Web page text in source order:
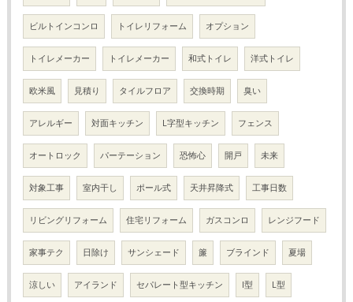
ビルトインコンロ トイレリフォーム オプション
トイレメーカー トイレメーカー 和式トイレ 洋式トイレ
欧米風 見積り タイルフロア 交換時期 臭い
アレルギー 対面キッチン L字型キッチン フェンス
オートロック パーテーション 恐怖心 開戸 未来
対象工事 室内干し ポール式 天井昇降式 工事日数
リビングリフォーム 住宅リフォーム ガスコンロ レンジフード
家事テク 日除け サンシェード 簾 ブラインド 夏場
涼しい アイランド セパレート型キッチン I型 L型